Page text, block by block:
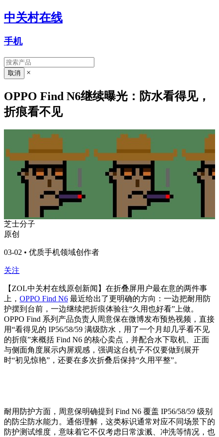
中关村在线
手机
×
OPPO Find N6继续曝光：防水看得见，
折痕看不见
芝士分子
原创
03-02 • 优质手机领域创作者
关注
【ZOL中关村在线原创新闻】在折叠屏用户最在意的两件事
上， OPPO Find N6 最近给出了更明确的方向：一边把耐用防
护摆到台前，一边继续把折痕体验往“久用也好看”上做。
OPPO Find 系列产品负责人周意保在微博发布预热视频，直接
用“看得见的 IP56/58/59 满级防水，用了一个月却几乎看不见
的折痕”来概括 Find N6 的核心卖点，并配合水下取机、正面
与侧面角度展示内屏观感，强调这台机子不仅要做到展开
时“初见惊艳”，还要在多次折叠后保持“久用平整”。
耐用防护方面，周意保明确提到 Find N6 覆盖 IP56/58/59 级别
的防尘防水能力。通俗理解，这类标识通常对应不同场景下的
防护测试维度，意味着它不仅考虑日常泼溅、冲洗等情况，也